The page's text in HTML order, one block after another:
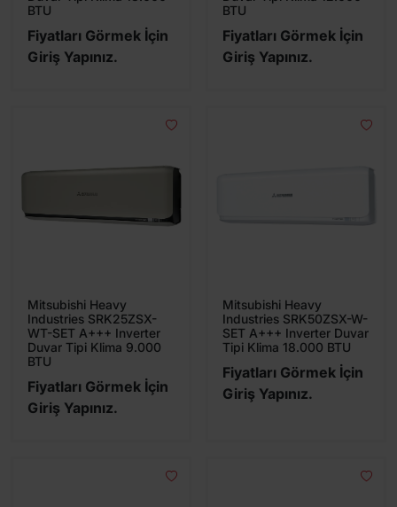
BTU
Fiyatları Görmek İçin
Giriş Yapınız.
BTU
Fiyatları Görmek İçin
Giriş Yapınız.
Mitsubishi Heavy
Industries SRK25ZSX-
WT-SET A+++ Inverter
Duvar Tipi Klima 9.000
BTU
Fiyatları Görmek İçin
Giriş Yapınız.
Mitsubishi Heavy
Industries SRK50ZSX-W-
SET A+++ Inverter Duvar
Tipi Klima 18.000 BTU
Fiyatları Görmek İçin
Giriş Yapınız.